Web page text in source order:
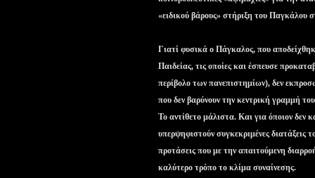
«ειδικού βάρους» στήριξη του Παγκάλου
Γιατί φυσικά ο Πάγκαλος, που
Παιδείας, τις οποίες και έσπευσε
περίβολο των πανεπιστημίων), δεν
που δεν βαρύνουν την κεντρική γραμμή
Το αντίθετο μάλιστα. Και για όποιον δεν
υπερψηφιστούν συγκεκριμένες διατάξεις
προτάσεις που με την απαιτούμενη
καλύτερο τρόπο το κλίμα συναίνεσης.